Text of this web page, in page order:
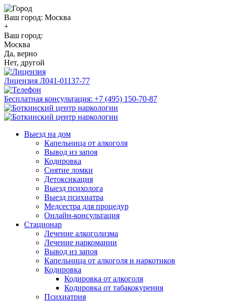
Ваш город: Москва
+
Ваш город:
Москва
Да, верно
Нет, другой
Лицензия Л041-01137-77
Бесплатная консультация: +7 (495) 150-70-87
Выезд на дом
Капельница от алкоголя
Вывод из запоя
Кодировка
Снятие ломки
Детоксикация
Выезд психолога
Выезд психиатра
Медсестра для процедур
Онлайн-консультация
Стационар
Лечение алкоголизма
Лечение наркомании
Вывод из запоя
Капельница от алкоголя и наркотиков
Кодировка
Кодировка от алкоголя
Кодировка от табакокурения
Психиатрия